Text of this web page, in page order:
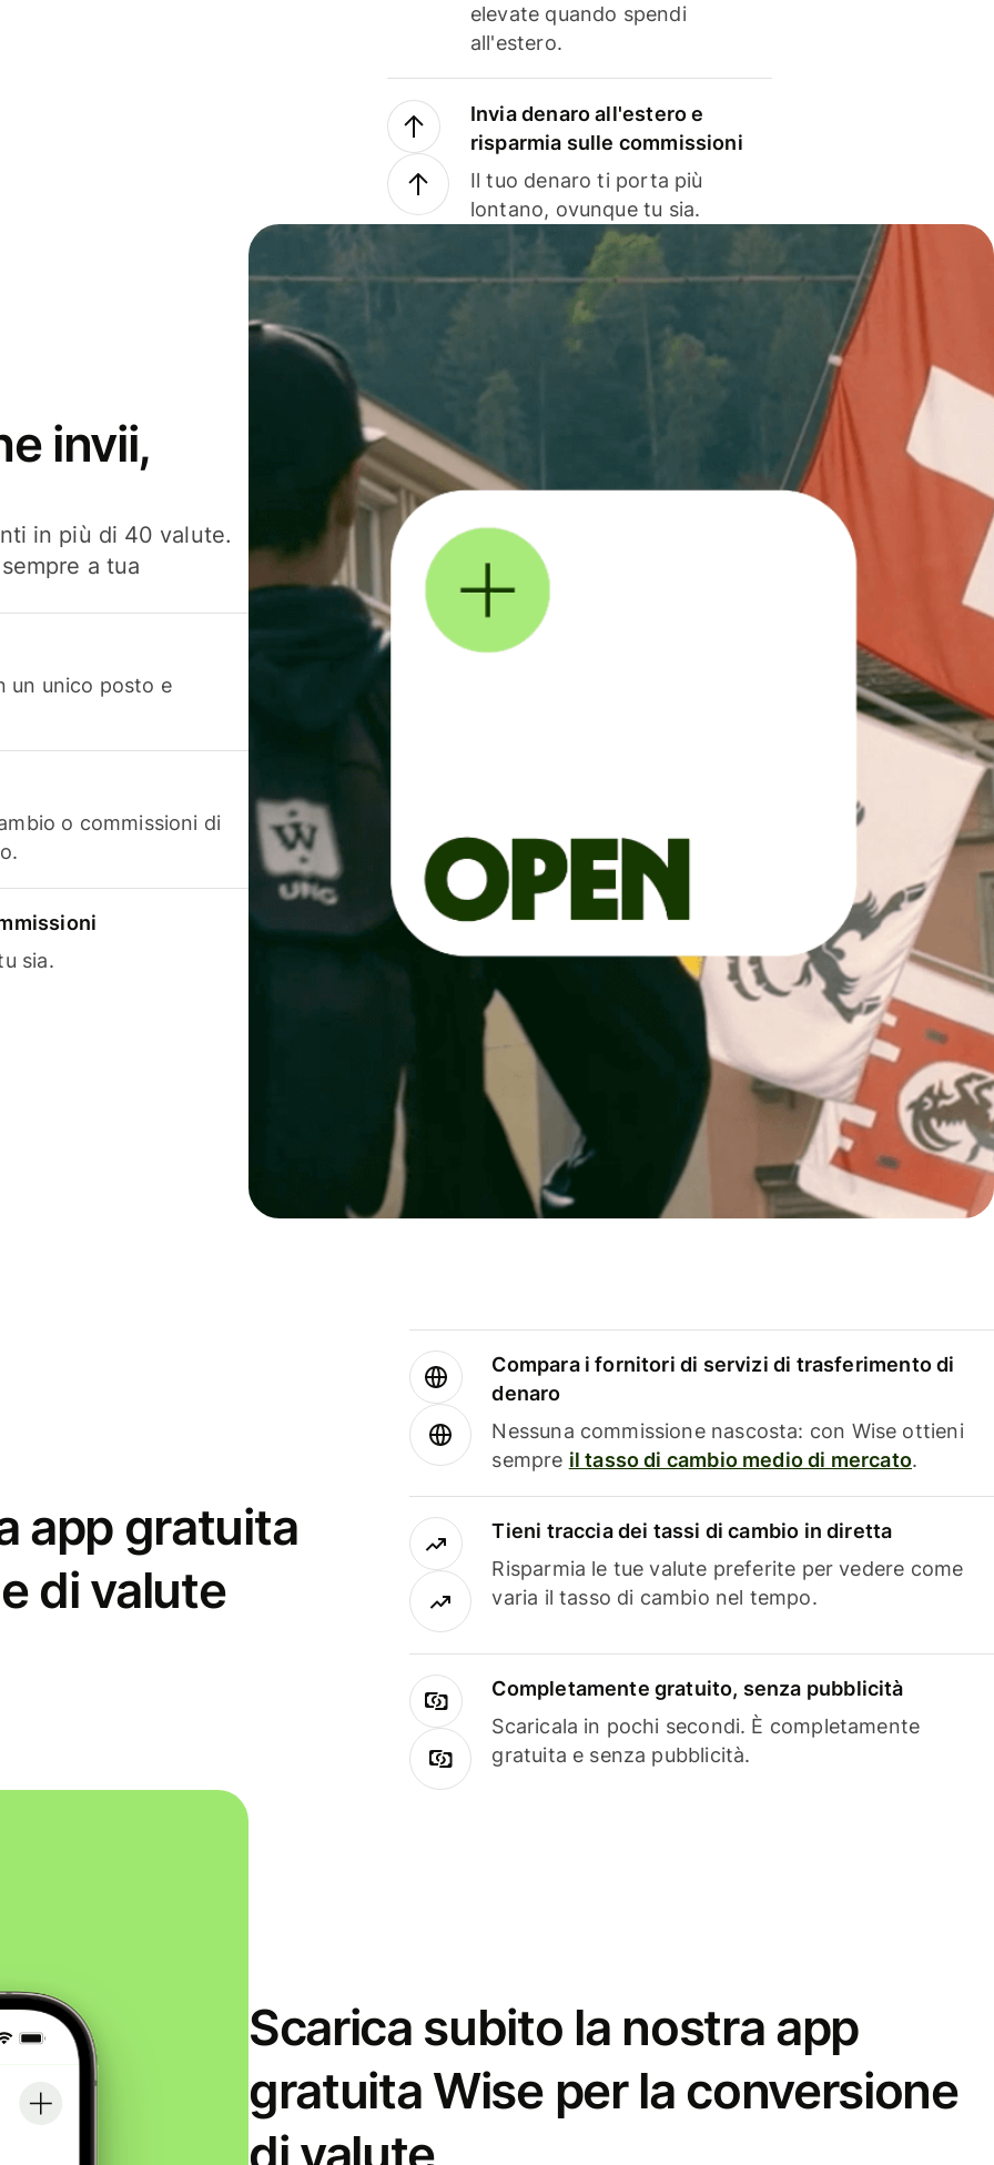
elevate quando spendi
all'estero.
Invia denaro all'estero e
risparmia sulle commissioni
Il tuo denaro ti porta più
lontano, ovunque tu sia.
invii,
in più di 40 valute.
a tua
un unico posto e
o commissioni di
sia.
app gratuita
di valute
Compara i fornitori di servizi di trasferimento di
denaro
Nessuna commissione nascosta: con Wise ottieni
sempre il tasso di cambio medio di mercato.
Tieni traccia dei tassi di cambio in diretta
Risparmia le tue valute preferite per vedere come
varia il tasso di cambio nel tempo.
Completamente gratuito, senza pubblicità
Scaricala in pochi secondi. È completamente
gratuita e senza pubblicità.
Scarica subito la nostra app
gratuita Wise per la conversione